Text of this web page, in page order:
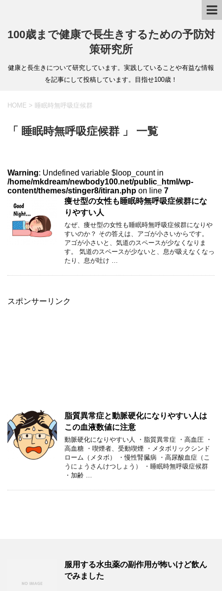
100歳まで健康で長生きするための予防対
策研究所
健康と長生きについて研究しています。実践していることや有益な情報
を記事にして投稿しています。目指せ100歳！
HOME > 睡眠時無呼吸症候群
「 睡眠時無呼吸症候群 」 一覧
Warning: Undefined variable $loop_count in
/home/mkdream/newbody100.net/public_html/wp-
content/themes/stinger8/itiran.php on line 7
痩せ型の女性も睡眠時無呼吸症候群にな
りやすい人
なぜ、痩せ型の女性も睡眠時無呼吸症候群になりや
すいのか？ その答えは、アゴが小さいからです。
アゴが小さいと、気道のスペースが少なくなりま
す。 気道のスペースが少ないと、息が吸えなくなっ
たり、息が吐け …
スポンサーリンク
脂質異常症と動脈硬化になりやすい人は
この血液数値に注意
動脈硬化になりやすい人 ・脂質異常症 ・高血圧 ・
高血糖 ・喫煙者、受動喫煙 ・メタボリックシンド
ローム（メタボ） ・慢性腎臓病 ・高尿酸血症（こ
うにょうさんけつしょう） ・睡眠時無呼吸症候群
・加齢 …
服用する水虫薬の副作用が怖いけど飲ん
でみました